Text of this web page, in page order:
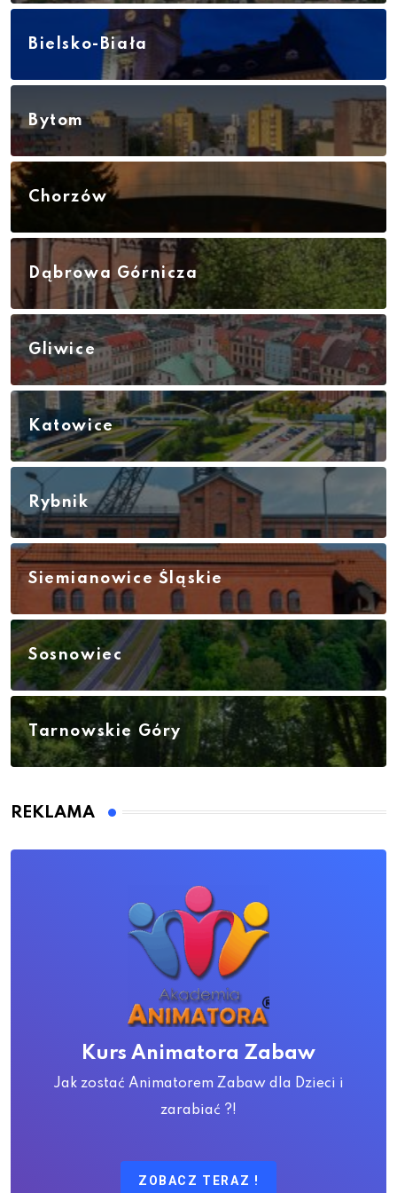
Bielsko-Biała
Bytom
Chorzów
Dąbrowa Górnicza
Gliwice
Katowice
Rybnik
Siemianowice Śląskie
Sosnowiec
Tarnowskie Góry
REKLAMA
Kurs Animatora Zabaw
Jak zostać Animatorem Zabaw dla Dzieci i
zarabiać ?!
ZOBACZ TERAZ !